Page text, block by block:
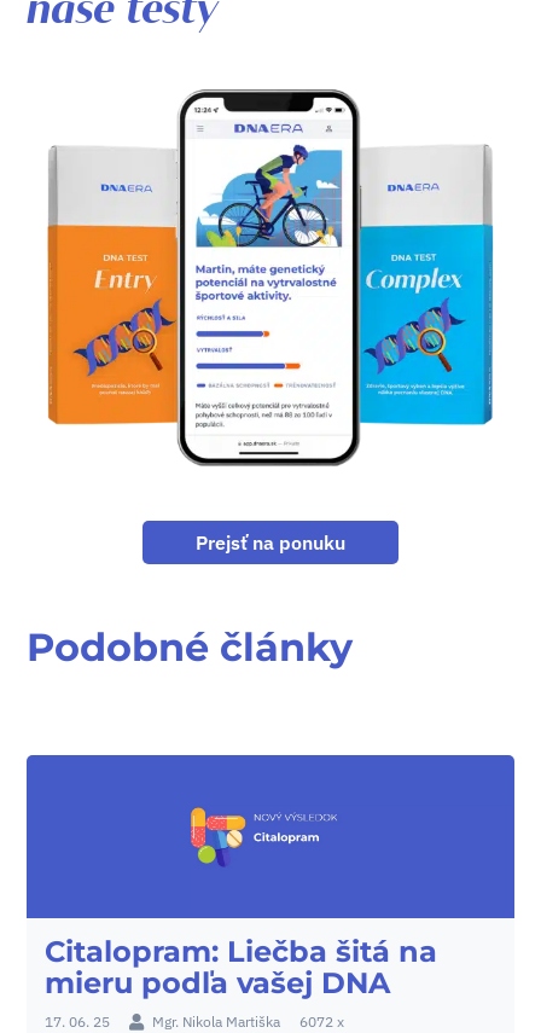
naše testy
Prejsť na ponuku
Podobné články
Citalopram: Liečba šitá na
mieru podľa vašej DNA
17. 06. 25 Mgr. Nikola Martiška 6072 x